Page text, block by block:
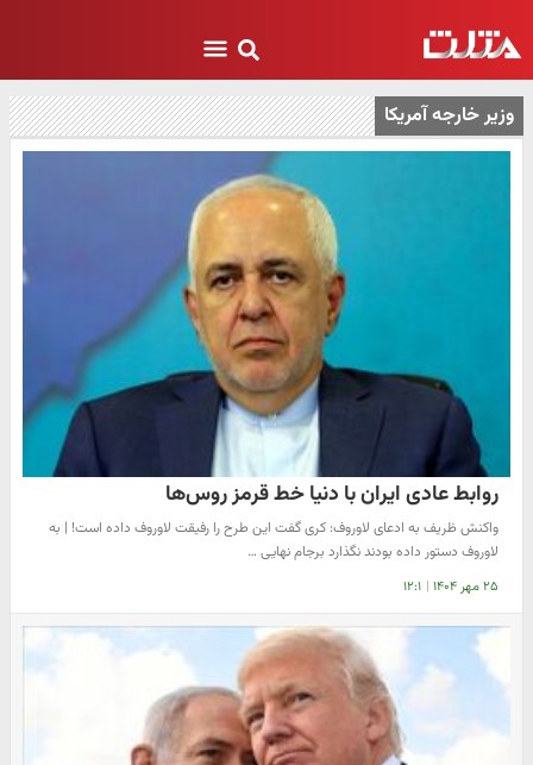
وزیر خارجه آمریکا
روابط عادی ایران با دنیا خط قرمز روس‌ها
واکنش ظریف به ادعای لاوروف:‌ کری گفت این طرح را رفیقت لاوروف داده است! | به
لاوروف دستور داده بودند نگذارد برجام نهایی …
۲۵ مهر ۱۴۰۴ | ۱۲:۱